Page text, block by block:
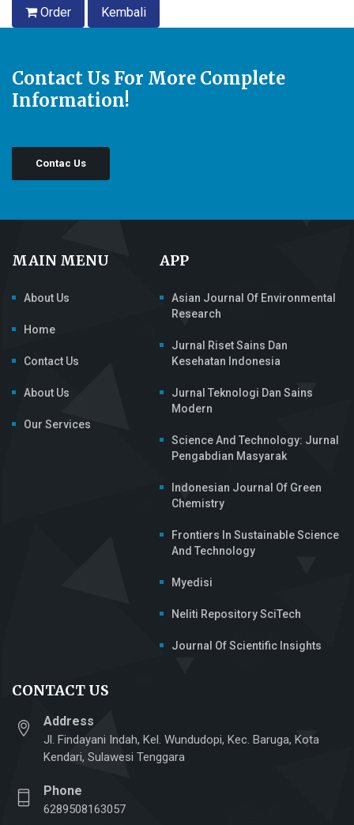
Order Kembali
Contact Us For More Complete
Information!
Contac Us
MAIN MENU
About Us
Home
Contact Us
About Us
Our Services
APP
Asian Journal Of Environmental
Research
Jurnal Riset Sains Dan
Kesehatan Indonesia
Jurnal Teknologi Dan Sains
Modern
Science And Technology: Jurnal
Pengabdian Masyarak
Indonesian Journal Of Green
Chemistry
Frontiers In Sustainable Science
And Technology
Myedisi
Neliti Repository SciTech
Journal Of Scientific Insights
CONTACT US
Address
Jl. Findayani Indah, Kel. Wundudopi, Kec. Baruga, Kota
Kendari, Sulawesi Tenggara
Phone
6289508163057